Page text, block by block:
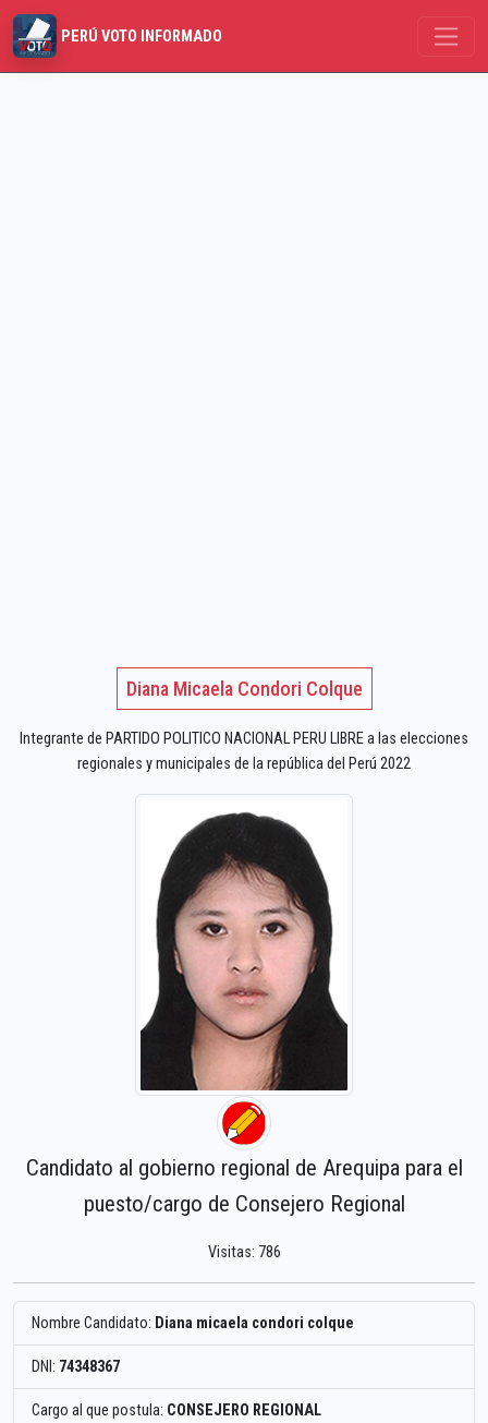
PERÚ VOTO INFORMADO
Diana Micaela Condori Colque
Integrante de PARTIDO POLITICO NACIONAL PERU LIBRE a las elecciones
regionales y municipales de la república del Perú 2022
Candidato al gobierno regional de Arequipa para el
puesto/cargo de Consejero Regional
Visitas: 786
Nombre Candidato: Diana micaela condori colque
DNI: 74348367
Cargo al que postula: CONSEJERO REGIONAL